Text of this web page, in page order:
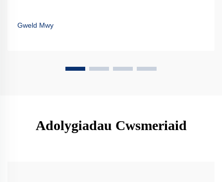
Gweld Mwy
Adolygiadau Cwsmeriaid